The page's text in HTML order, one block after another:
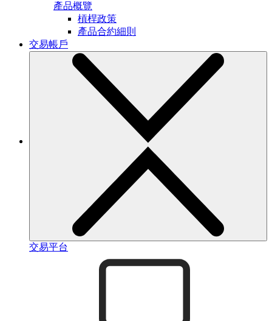
產品概覽
槓桿政策
產品合約細則
交易帳戶
交易平台